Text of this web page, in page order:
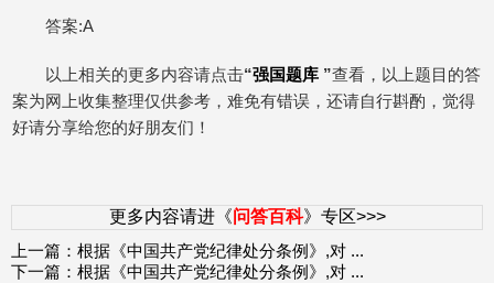
答案:A
以上相关的更多内容请点击“强国题库 ”查看，以上题目的答
案为网上收集整理仅供参考，难免有错误，还请自行斟酌，觉得
好请分享给您的好朋友们！
更多内容请进《问答百科》专区>>>
上一篇： 根据《中国共产党纪律处分条例》,对 ...
下一篇： 根据《中国共产党纪律处分条例》,对 ...